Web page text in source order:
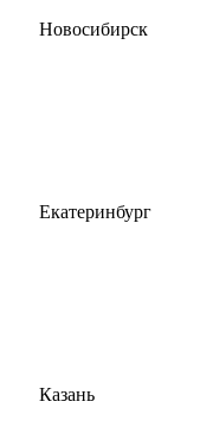
Новосибирск
Екатеринбург
Казань